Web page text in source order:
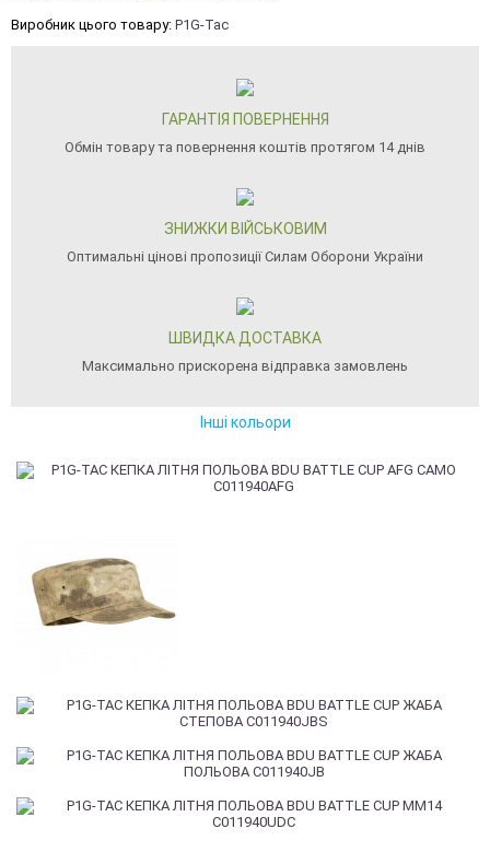
Виробник цього товару: P1G-Tac
ГАРАНТІЯ ПОВЕРНЕННЯ
Обмін товару та повернення коштів протягом 14 днів
ЗНИЖКИ ВІЙСЬКОВИМ
Оптимальні цінові пропозиції Силам Оборони України
ШВИДКА ДОСТАВКА
Максимально прискорена відправка замовлень
Інші кольори